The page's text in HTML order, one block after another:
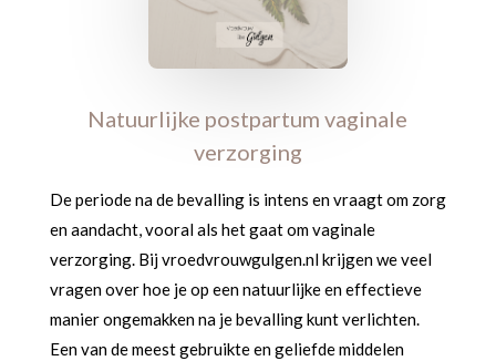
Natuurlijke postpartum vaginale
verzorging
De periode na de bevalling is intens en vraagt om zorg
en aandacht, vooral als het gaat om vaginale
verzorging. Bij vroedvrouwgulgen.nl krijgen we veel
vragen over hoe je op een natuurlijke en effectieve
manier ongemakken na je bevalling kunt verlichten.
Een van de meest gebruikte en geliefde middelen